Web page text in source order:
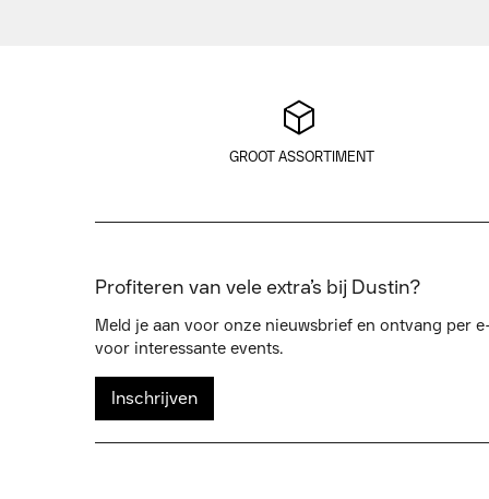
GROOT ASSORTIMENT
Profiteren van vele extra’s bij Dustin?
Meld je aan voor onze nieuwsbrief en ontvang per
voor interessante events.
Inschrijven